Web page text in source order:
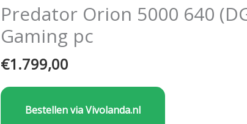
Predator Orion 5000 640
Gaming pc
€1.799,00
Bestellen via Vivolanda.nl